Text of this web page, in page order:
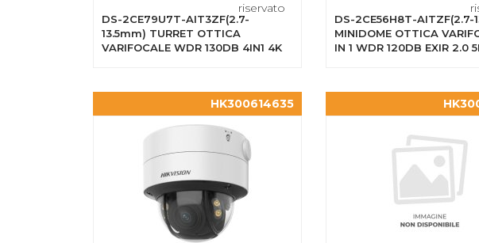
riservato
DS-2CE79U7T-AIT3ZF(2.7-
13.5mm) TURRET OTTICA
VARIFOCALE WDR 130DB 4IN1 4K
DS-2CE56H8T-AITZF(2.7-
MINIDOME OTTICA
IN 1 WDR 120DB EXIR 2.0
HK300614635